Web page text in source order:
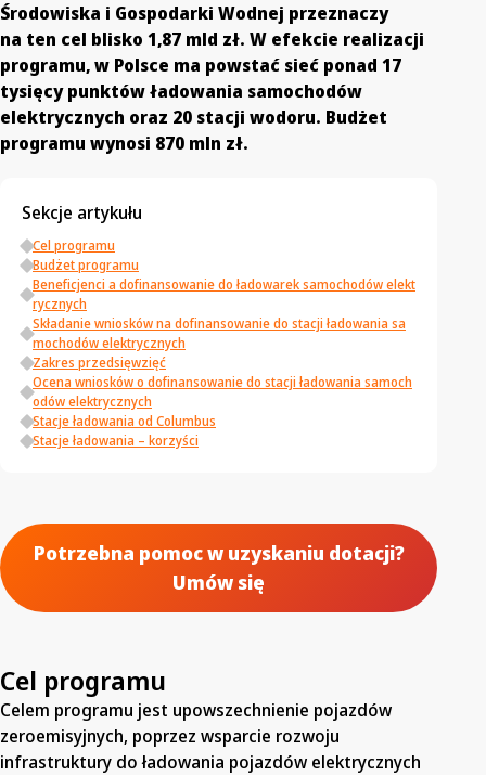
Środowiska i Gospodarki Wodnej przeznaczy
na ten cel blisko 1,87 mld zł. W efekcie realizacji
programu, w Polsce ma powstać sieć ponad 17
tysięcy punktów ładowania samochodów
elektrycznych oraz 20 stacji wodoru. Budżet
programu wynosi 870 mln zł.
Sekcje artykułu
Cel programu
Budżet programu
Beneficjenci a dofinansowanie do ładowarek samochodów elekt
rycznych
Składanie wniosków na dofinansowanie do stacji ładowania sa
mochodów elektrycznych
Zakres przedsięwzięć
Ocena wniosków o dofinansowanie do stacji ładowania samoch
odów elektrycznych
Stacje ładowania od Columbus
Stacje ładowania – korzyści
Potrzebna pomoc w uzyskaniu dotacji?
Umów się
Cel programu
Celem programu jest upowszechnienie pojazdów
zeroemisyjnych, poprzez wsparcie rozwoju
infrastruktury do ładowania pojazdów elektrycznych